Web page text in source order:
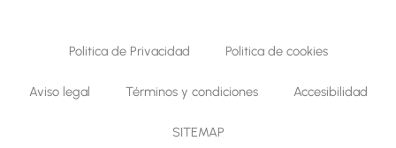
Politica de Privacidad Politica de cookies
Aviso legal Términos y condiciones Accesibilidad
SITEMAP